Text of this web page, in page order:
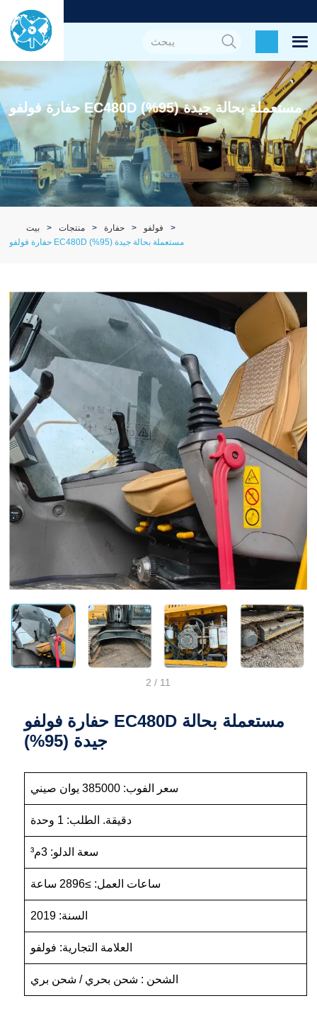
حفارة فولفو EC480D مستعملة بحالة جيدة (95%)
بيت منتجات حفارة
فولفو
حفارة فولفو EC480D مستعملة بحالة جيدة (95%)
2 / 11
حفارة فولفو EC480D مستعملة بحالة
جيدة (95%)
سعر الفوب: 385000 يوان صيني
دقيقة. الطلب: 1 وحدة
سعة الدلو: 3م³
ساعات العمل: ≥2896 ساعة
السنة: 2019
العلامة التجارية: فولفو
الشحن : شحن بحري / شحن بري